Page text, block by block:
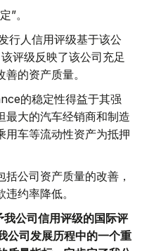
”。
行人信用评级基于该公
评级反映了该公司充足
的资产质量。
的稳定性得益于其强
最大的汽车经销商和制造
用车等流动性资产为抵押
公司资产质量的改善，
约率降低。
公司信用评级的国际评
公司发展历程中的一个重